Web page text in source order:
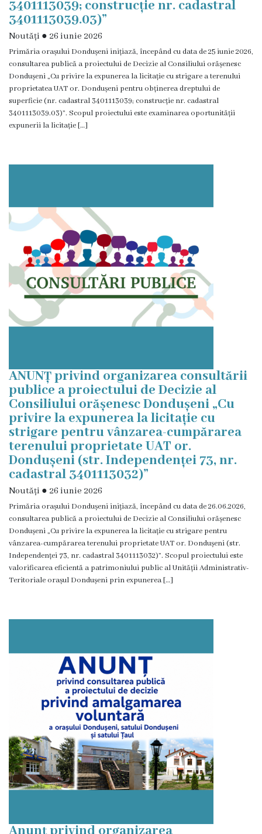
3401113039; construcție nr. cadastral
3401113039.03)”
Noutăți ● 26 iunie 2026
Primăria orașului Dondușeni inițiază, începând cu data de 25 iunie 2026,
consultarea publică a proiectului de Decizie al Consiliului orășenesc
Dondușeni „Cu privire la expunerea la licitație cu strigare a terenului
proprietatea UAT or. Dondușeni pentru obținerea dreptului de
superficie (nr. cadastral 3401113039; construcție nr. cadastral
3401113039.03)”. Scopul proiectului este examinarea oportunității
expunerii la licitație […]
ANUNȚ privind organizarea consultării
publice a proiectului de Decizie al
Consiliului orășenesc Dondușeni „Cu
privire la expunerea la licitație cu
strigare pentru vânzarea-cumpărarea
terenului proprietate UAT or.
Dondușeni (str. Independenței 73, nr.
cadastral 3401113032)”
Noutăți ● 26 iunie 2026
Primăria orașului Dondușeni inițiază, începând cu data de 26.06.2026,
consultarea publică a proiectului de Decizie al Consiliului orășenesc
Dondușeni „Cu privire la expunerea la licitație cu strigare pentru
vânzarea-cumpărarea terenului proprietate UAT or. Dondușeni (str.
Independenței 73, nr. cadastral 3401113032)”. Scopul proiectului este
valorificarea eficientă a patrimoniului public al Unității Administrativ-
Teritoriale orașul Dondușeni prin expunerea […]